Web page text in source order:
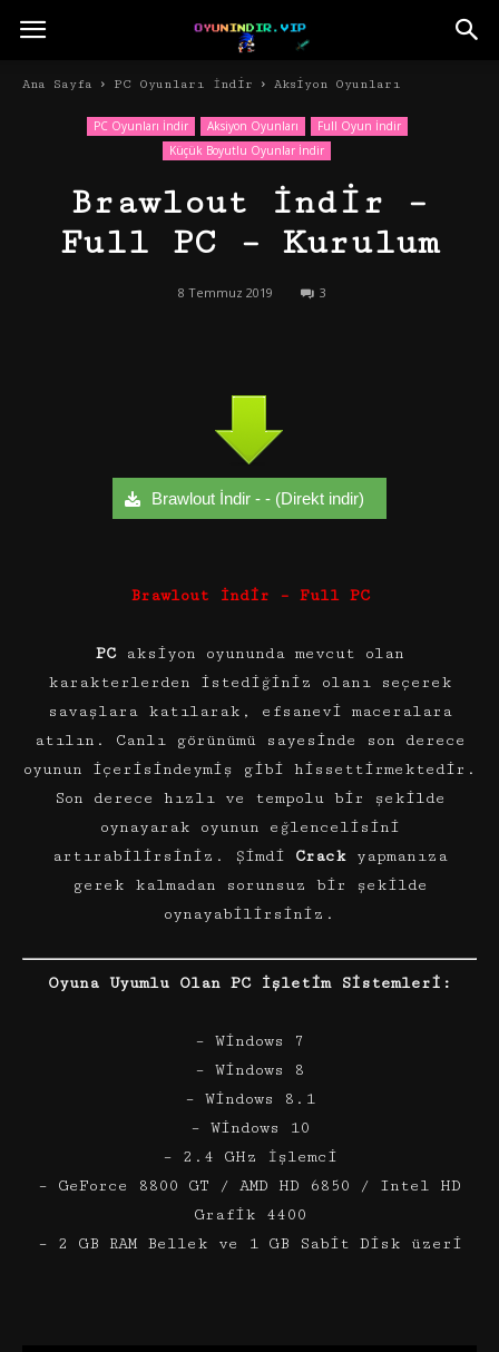
Ana Sayfa PC Oyunları İndir Aksiyon Oyunları
PC Oyunları İndir Aksiyon Oyunları
Full Oyun İndir
Küçük Boyutlu Oyunlar İndir
Brawlout İndir –
Full PC – Kurulum
8 Temmuz 2019 3
Brawlout İndir - - (Direkt indir)
Brawlout İndir – Full PC
PCaksiyon oyununda mevcut olan
karakterlerden istediğiniz olanı seçerek
savaşlara katılarak, efsanevi maceralara
atılın. Canlı görünümü sayesinde son derece
oyunun içerisindeymiş gibi hissettirmektedir.
Son derece hızlı ve tempolu bir şekilde
oynayarak oyunun eğlencelisini
artırabilirsiniz. Şimdi Crackyapmanıza
gerek kalmadan sorunsuz bir şekilde
oynayabilirsiniz.
Oyuna Uyumlu Olan PC İşletim Sistemleri:
– Windows 7
– Windows 8
– Windows 8.1
– Windows 10
– 2.4 GHz İşlemci
– GeForce 8800 GT / AMD HD 6850 / Intel HD
Grafik 4400
– 2 GB RAM Bellek ve 1 GB Sabit Disk üzeri